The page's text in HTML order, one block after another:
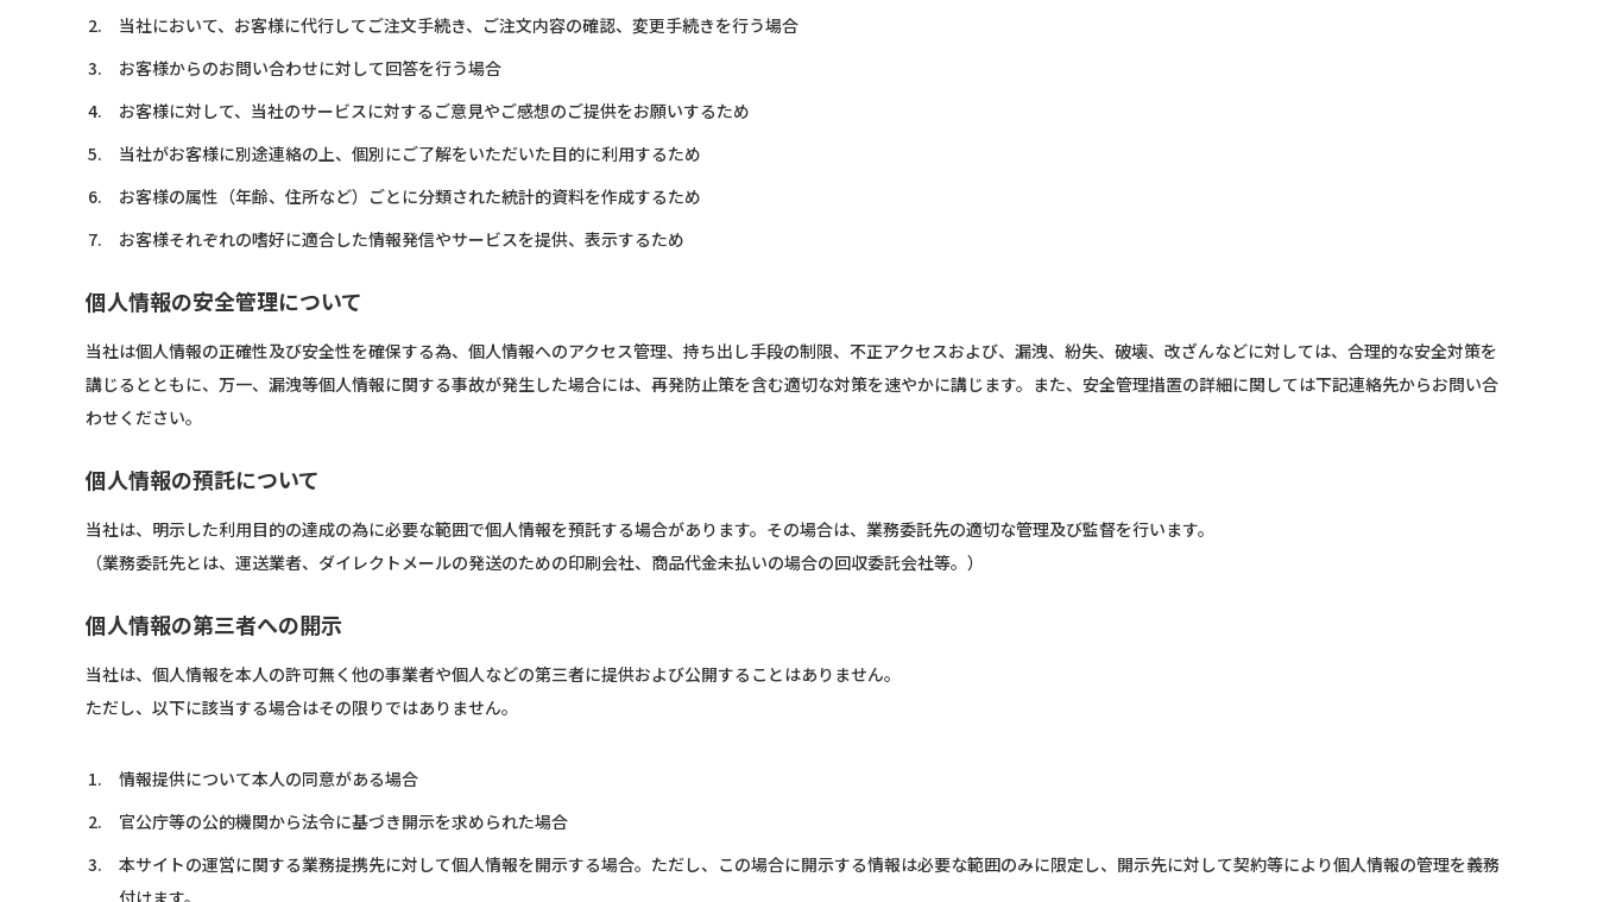
当社において、お客様に代行してご注文手続き、ご注文内容の確認、変更手続きを行う場合
お客様からのお問い合わせに対して回答を行う場合
お客様に対して、当社のサービスに対するご意見やご感想のご提供をお願いするため
当社がお客様に別途連絡の上、個別にご了解をいただいた目的に利用するため
お客様の属性（年齢、住所など）ごとに分類された統計的資料を作成するため
お客様それぞれの嗜好に適合した情報発信やサービスを提供、表示するため
個人情報の安全管理について
当社は個人情報の正確性及び安全性を確保する為、個人情報へのアクセス管理、持ち出し手段の制限、不正アクセスおよび、漏洩、紛失、破壊、改ざんなどに対しては、合理的な安全対策を
講じるとともに、万一、漏洩等個人情報に関する事故が発生した場合には、再発防止策を含む適切な対策を速やかに講じます。また、安全管理措置の詳細に関しては下記連絡先からお問い合
わせください。
個人情報の預託について
当社は、明示した利用目的の達成の為に必要な範囲で個人情報を預託する場合があります。その場合は、業務委託先の適切な管理及び監督を行います。
（業務委託先とは、運送業者、ダイレクトメールの発送のための印刷会社、商品代金未払いの場合の回収委託会社等。）
個人情報の第三者への開示
当社は、個人情報を本人の許可無く他の事業者や個人などの第三者に提供および公開することはありません。
ただし、以下に該当する場合はその限りではありません。
情報提供について本人の同意がある場合
官公庁等の公的機関から法令に基づき開示を求められた場合
本サイトの運営に関する業務提携先に対して個人情報を開示する場合。ただし、この場合に開示する情報は必要な範囲のみに限定し、開示先に対して契約等により個人情報の管理を義務
付けます。